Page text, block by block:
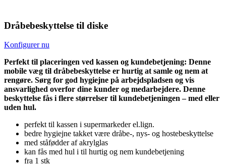
Dråbebeskyttelse til diske
Konfigurer nu
Perfekt til placeringen ved kassen og kundebetjening: Denne
mobile væg til dråbebeskyttelse er hurtig at samle og nem at
rengøre. Sørg for god hygiejne på arbejdspladsen og vis
ansvarlighed overfor dine kunder og medarbejdere. Denne
beskyttelse fås i flere størrelser til kundebetjeningen – med eller
uden hul.
perfekt til kassen i supermarkeder el.lign.
bedre hygiejne takket være dråbe-, nys- og hostebeskyttelse
med ståfødder af akrylglas
kan fås med hul i til hurtig og nem kundebetjening
fra 1 stk